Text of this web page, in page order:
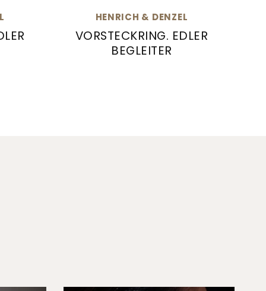
HENRICH & DENZEL
VORSTECKRING. EDLER
BEGLEITER